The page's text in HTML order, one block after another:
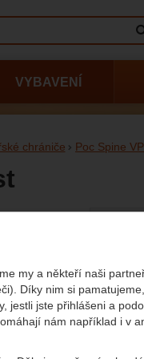
my a někteří naši
Díky nim si
jestli jste přihlášeni a
nám například i v
chrániče Poc Spine
VYBAVENÍ